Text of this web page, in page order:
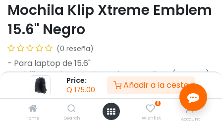
Price:
Q 175.00 Añadir a la cesta
Home Search
0
Wishlist Account
Mochila Klip Xtreme Emblem
15.6" Negro
(0 reseña)
- Para laptop de 15.6"
- Bolsillo interior con cierre de cremallera (Externo)
- Organizador (Externo)
- 2 x Bolsillos de malla en los costados con borde
elasticado (Externo)
- Bolsillo principal y bolsillo interior con cierre de